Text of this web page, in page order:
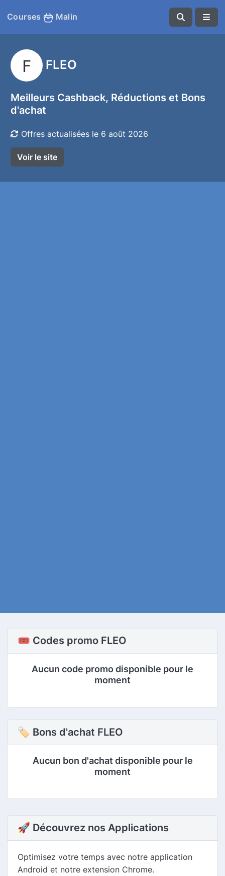
Courses Malin
FLEO
Meilleurs Cashback, Réductions et Bons
d'achat
Offres actualisées le 6 août 2026
Voir le site
🎟️ Codes promo FLEO
Aucun code promo disponible pour le
moment
🏷 Bons d'achat FLEO
Aucun bon d'achat disponible pour le
moment
🚀 Découvrez nos Applications
Optimisez votre temps avec notre application
Android et notre extension Chrome.